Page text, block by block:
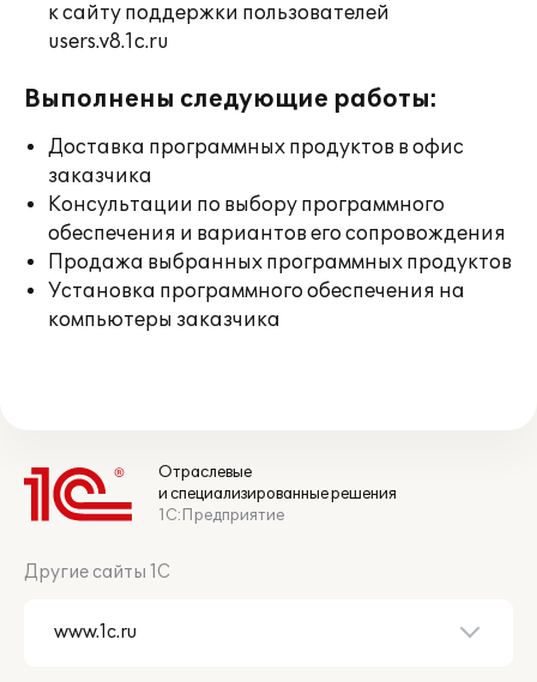
к сайту поддержки пользователей
users.v8.1c.ru
Выполнены следующие работы:
Доставка программных продуктов в офис
заказчика
Консультации по выбору программного
обеспечения и вариантов его сопровождения
Продажа выбранных программных продуктов
Установка программного обеспечения на
компьютеры заказчика
Отраслевые
и специализированные решения
1С:Предприятие
Другие сайты 1С